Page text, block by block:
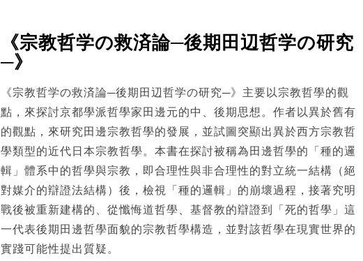
《宗教哲学の救済論─後期田辺哲学の研究
─》
《宗教哲学の救済論─後期田辺哲学の研究─》主要以宗教哲學的觀
點，來探討京都學派哲學家田邊元的中、後期思想。作者以異於舊有
的觀點，來研究田邊宗教哲學的發展，並試圖突顯出異於西方宗教哲
學類型的近代日本宗教哲學。本書在探討被稱為田邊哲學的「種的邏
輯」體系中的哲學與宗教，即合理性與非合理性的對立統一結構（絕
對媒介的辯證法結構）後，檢視「種的邏輯」的崩壞過程，接著究明
戰後被重新建構的、從懺悔道哲學、基督教的辯證到「死的哲學」這
一代表後期田邊哲學面貌的宗教哲學構造，並對該哲學在現實世界的
實踐可能性提出質疑。